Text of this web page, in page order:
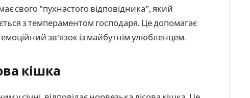
свого “пухнастого відповідника”, який
з темпераментом господаря. Це допомагає
зв’язок із майбутнім улюбленцем.
кішка